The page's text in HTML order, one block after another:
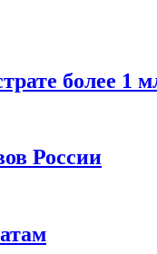
более 1
России